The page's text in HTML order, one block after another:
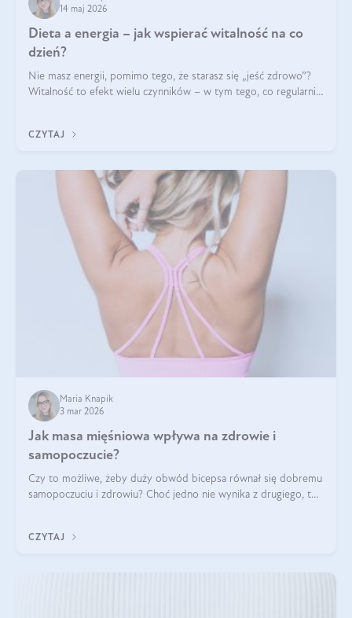
14 maj 2026
Dieta a energia – jak wspierać witalność na co
dzień?
Nie masz energii, pomimo tego, że starasz się „jeść zdrowo”?
Witalność to efekt wielu czynników – w tym tego, co regularnie
CZYTAJ
Maria Knapik
3 mar 2026
Jak masa mięśniowa wpływa na zdrowie i
samopoczucie?
Czy to możliwe, żeby duży obwód bicepsa równał się dobremu
samopoczuciu i zdrowiu? Choć jedno nie wynika z drugiego, to
wyjaśnimy.
CZYTAJ